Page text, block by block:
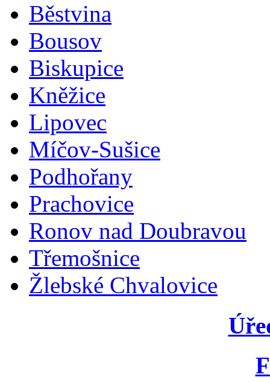
Běstvina
Bousov
Biskupice
Kněžice
Lipovec
Míčov-Sušice
Podhořany
Prachovice
Ronov nad Doubravou
Třemošnice
Žlebské Chvalovice